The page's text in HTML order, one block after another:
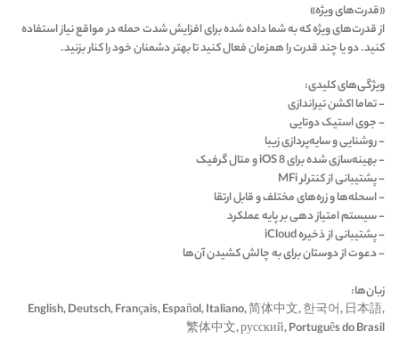
«قدرت‌های ویژه»
از قدرت‌های ویژه که به شما داده شده برای افزایش شدت حمله در مواقع نیاز استفاده
کنید. دو یا چند قدرت را همزمان فعال کنید تا بهتر دشمنان خود را کنار بزنید.
ویژگی‌های کلیدی:
- تماما اکشن تیراندازی
- جوی استیک دوتایی
- روشنایی و سایه‌پردازی زیبا
- بهینه‌سازی شده برای iOS 8 و متال گرفیک
- پشتیبانی از کنترلر MFi
- اسحله‌ها و زره‌های مختلف و قابل ارتقا
- سیستم امتیاز دهی بر پایه عملکرد
- پشتیبانی از ذخیره iCloud
- دعوت از دوستان برای به چالش کشیدن آن‌ها
زبان‌ها:
English, Deutsch, Français, Español, Italiano, 简体中文, 한국어, 日本語,
繁体中文, русский, Português do Brasil